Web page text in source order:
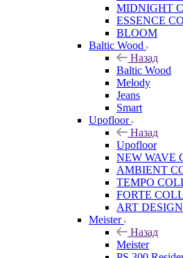
MIDNIGHT
ESSENCE
BLOOM
Baltic Wood
Назад
Baltic Wood
Melody
Jeans
Smart
Upofloor
Назад
Upofloor
NEW WAVE
AMBIENT
TEMPO
FORTE
ART
Meister
Назад
Meister